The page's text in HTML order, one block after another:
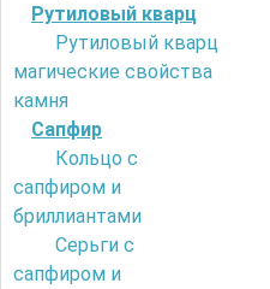
Рутиловый кварц
Рутиловый кварц
магические свойства
камня
Сапфир
Кольцо с
сапфиром и
бриллиантами
Серьги с
сапфиром и